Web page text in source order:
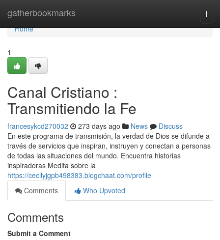
gatherbookmarks
Home
Home
1
Canal Cristiano :
Transmitiendo la Fe
francesykcd270032 273 days ago News
Discuss
En este programa de transmisión, la verdad de Dios se difunde a
través de servicios que inspiran, instruyen y conectan a personas
de todas las situaciones del mundo. Encuentra historias
inspiradoras Medita sobre la
https://cecilyjgpb498383.blogchaat.com/profile
Comments
Who Upvoted
Comments
Submit a Comment